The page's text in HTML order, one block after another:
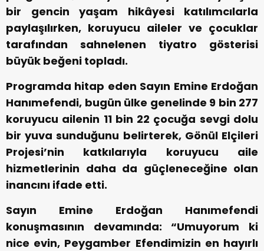
bir gencin yaşam hikâyesi katılımcılarla
paylaşılırken, koruyucu aileler ve çocuklar
tarafından sahnelenen tiyatro gösterisi
büyük beğeni topladı.
Programda hitap eden Sayın Emine Erdoğan
Hanımefendi, bugün ülke genelinde 9 bin 277
koruyucu ailenin 11 bin 22 çocuğa sevgi dolu
bir yuva sunduğunu belirterek, Gönül Elçileri
Projesi’nin katkılarıyla koruyucu aile
hizmetlerinin daha da güçleneceğine olan
inancını ifade etti.
Sayın Emine Erdoğan Hanımefendi
konuşmasının devamında: “Umuyorum ki
nice evin, Peygamber Efendimizin en hayırlı